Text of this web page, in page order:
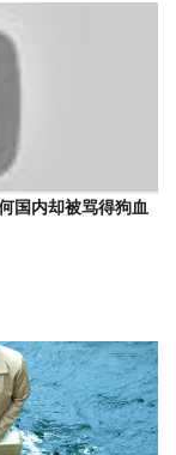
国内却被骂得狗血